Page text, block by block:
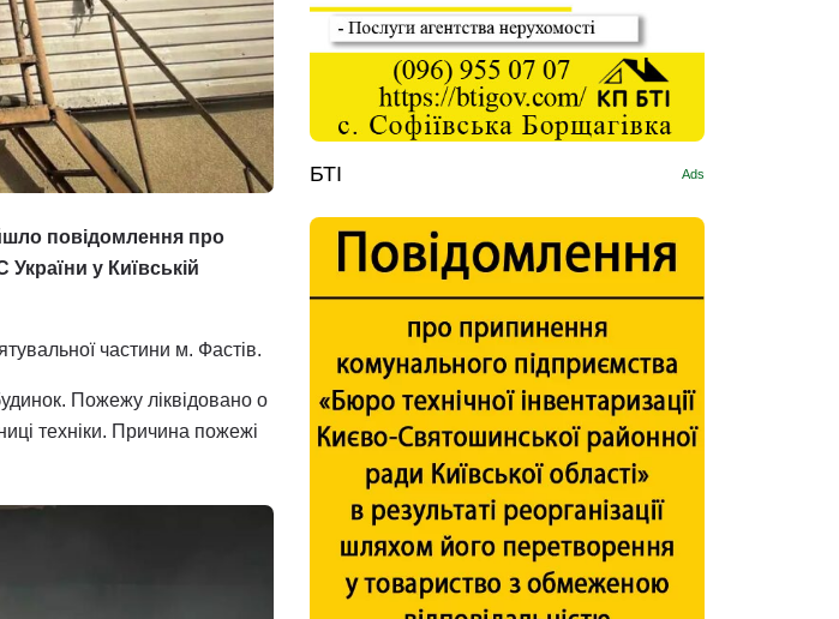
повідомлення про
у Київській
частини м. Фастів.
Пожежу ліквідовано о
техніки. Причина пожежі
БТІ Ads